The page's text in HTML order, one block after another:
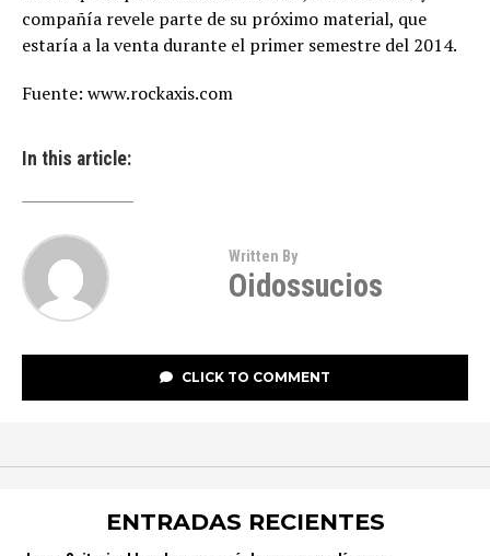
compañía revele parte de su próximo material, que
estaría a la venta durante el primer semestre del 2014.
Fuente: www.rockaxis.com
In this article:
Written By
Oidossucios
CLICK TO COMMENT
ENTRADAS RECIENTES